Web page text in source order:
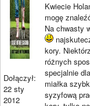
Dołączył:
22 sty
2012
Kwiecie
mogę
Na chwasty
kory.
różnych
specjalnie
miałka
syzyfową